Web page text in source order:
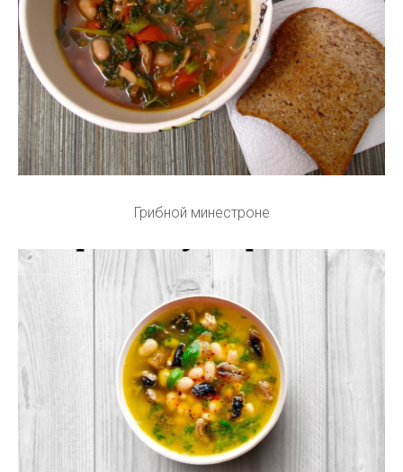
Грибной минестроне